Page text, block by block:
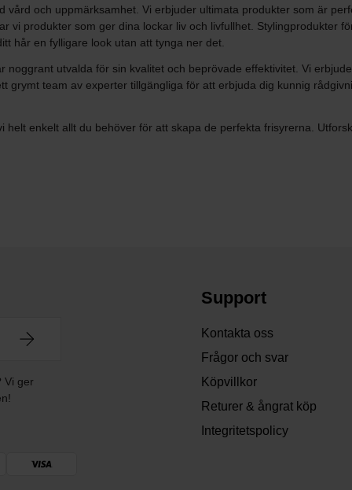
vård och uppmärksamhet. Vi erbjuder ultimata produkter som är
vi produkter som ger dina lockar liv och livfullhet. Stylingprodukter
hår en fylligare look utan att tynga ner det.
noggrant utvalda för sin kvalitet och beprövade effektivitet. Vi
grymt team av experter tillgängliga för att erbjuda dig kunnig
enkelt allt du behöver för att skapa de perfekta frisyrerna.
Vi ger
Support
Kontakta oss
Frågor och svar
Köpvillkor
Returer & ångrat köp
Integritetspolicy